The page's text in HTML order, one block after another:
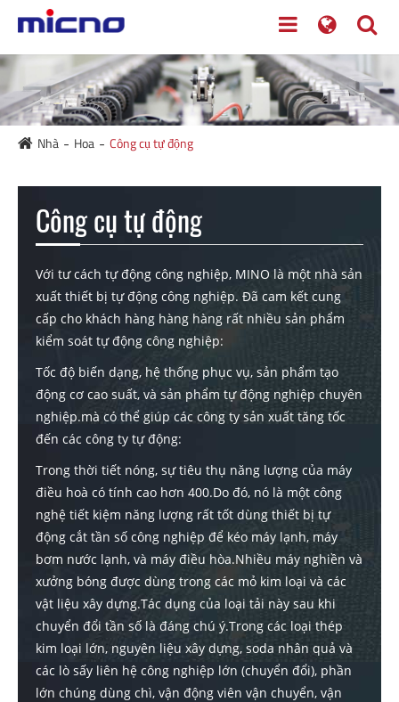
Nhà Hoa Công cụ tự động
Công cụ tự động
Với tư cách tự động công nghiệp, MINO là một nhà sản
xuất thiết bị tự động công nghiệp. Đã cam kết cung
cấp cho khách hàng hàng hàng rất nhiều sản phẩm
kiểm soát tự động công nghiệp:
Tốc độ biến dạng, hệ thống phục vụ, sản phẩm tạo
động cơ cao suất, và sản phẩm tự động nghiệp chuyên
nghiệp.mà có thể giúp các công ty sản xuất tăng tốc
đến các công ty tự động:
Trong thời tiết nóng, sự tiêu thụ năng lượng của máy
điều hoà có tính cao hơn 400.Do đó, nó là một công
nghệ tiết kiệm năng lượng rất tốt dùng thiết bị tự
động cắt tần số công nghiệp để kéo máy lạnh, máy
bơm nước lạnh, và máy điều hòa.Nhiều máy nghiền và
xưởng bóng được dùng trong các mỏ kim loại và các
vật liệu xây dựng.Tác dụng của loại tải này sau khi
chuyển đổi tần số là đáng chú ý.Trong các loại thép
kim loại lớn, nguyên liệu xây dựng, soda nhân quả và
các lò sấy liên hệ công nghiệp lớn (chuyển đổi), phần
lớn chúng dùng chì, vận động viên vận chuyển, vận